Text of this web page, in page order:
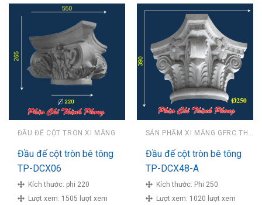
ĐẦU ĐẾ CỘT TRÒN XI MĂNG
Đầu đế cột tròn bê tông
TP-DCX06
Kích thước: phi 220
Lượt xem: 1505 lượt xem
SẢN PHẨM XI MĂNG GFRC THÀNH PHONG
Đầu đế cột tròn bê tông
TP-DCX48-A
Kích thước: Phi 250
Lượt xem: 1020 lượt xem